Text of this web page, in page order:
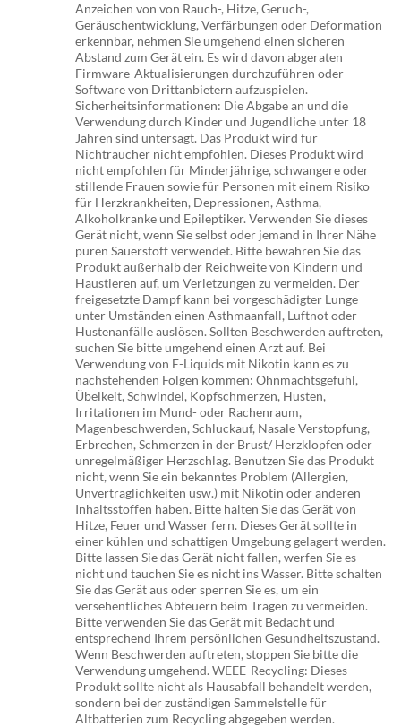
Anzeichen von von Rauch-, Hitze, Geruch-,
Geräuschentwicklung, Verfärbungen oder Deformation
erkennbar, nehmen Sie umgehend einen sicheren
Abstand zum Gerät ein. Es wird davon abgeraten
Firmware-Aktualisierungen durchzuführen oder
Software von Drittanbietern aufzuspielen.
Sicherheitsinformationen: Die Abgabe an und die
Verwendung durch Kinder und Jugendliche unter 18
Jahren sind untersagt. Das Produkt wird für
Nichtraucher nicht empfohlen. Dieses Produkt wird
nicht empfohlen für Minderjährige, schwangere oder
stillende Frauen sowie für Personen mit einem Risiko
für Herzkrankheiten, Depressionen, Asthma,
Alkoholkranke und Epileptiker. Verwenden Sie dieses
Gerät nicht, wenn Sie selbst oder jemand in Ihrer Nähe
puren Sauerstoff verwendet. Bitte bewahren Sie das
Produkt außerhalb der Reichweite von Kindern und
Haustieren auf, um Verletzungen zu vermeiden. Der
freigesetzte Dampf kann bei vorgeschädigter Lunge
unter Umständen einen Asthmaanfall, Luftnot oder
Hustenanfälle auslösen. Sollten Beschwerden auftreten,
suchen Sie bitte umgehend einen Arzt auf. Bei
Verwendung von E-Liquids mit Nikotin kann es zu
nachstehenden Folgen kommen: Ohnmachtsgefühl,
Übelkeit, Schwindel, Kopfschmerzen, Husten,
Irritationen im Mund- oder Rachenraum,
Magenbeschwerden, Schluckauf, Nasale Verstopfung,
Erbrechen, Schmerzen in der Brust/ Herzklopfen oder
unregelmäßiger Herzschlag. Benutzen Sie das Produkt
nicht, wenn Sie ein bekanntes Problem (Allergien,
Unverträglichkeiten usw.) mit Nikotin oder anderen
Inhaltsstoffen haben. Bitte halten Sie das Gerät von
Hitze, Feuer und Wasser fern. Dieses Gerät sollte in
einer kühlen und schattigen Umgebung gelagert werden.
Bitte lassen Sie das Gerät nicht fallen, werfen Sie es
nicht und tauchen Sie es nicht ins Wasser. Bitte schalten
Sie das Gerät aus oder sperren Sie es, um ein
versehentliches Abfeuern beim Tragen zu vermeiden.
Bitte verwenden Sie das Gerät mit Bedacht und
entsprechend Ihrem persönlichen Gesundheitszustand.
Wenn Beschwerden auftreten, stoppen Sie bitte die
Verwendung umgehend. WEEE-Recycling: Dieses
Produkt sollte nicht als Hausabfall behandelt werden,
sondern bei der zuständigen Sammelstelle für
Altbatterien zum Recycling abgegeben werden.